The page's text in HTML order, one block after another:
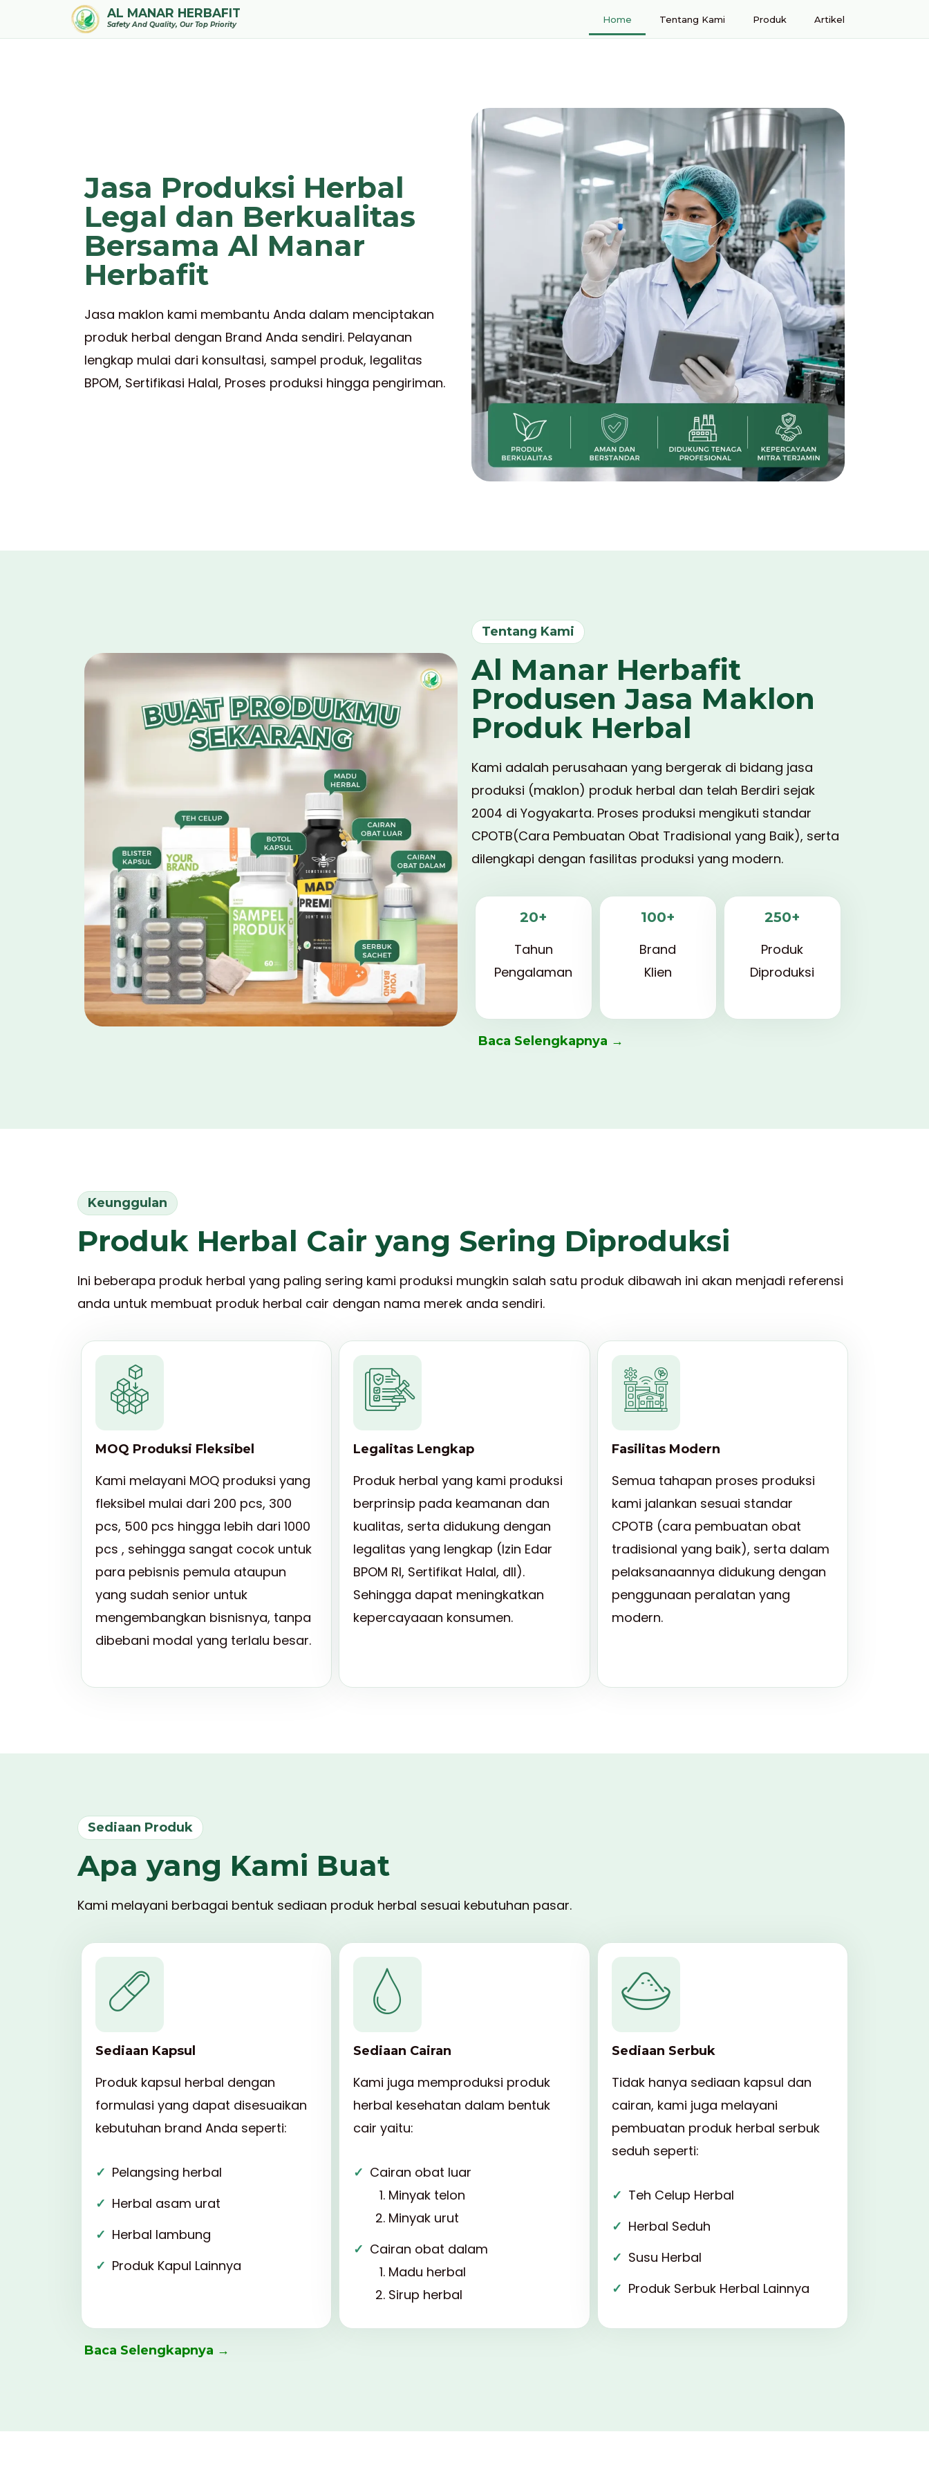
AL MANAR HERBAFIT
Safety And Quality, Our Top Priority Home Tentang Kami Produk Artikel
Jasa Produksi Herbal
Legal dan Berkualitas
Bersama Al Manar
Herbafit
Jasa maklon kami membantu Anda dalam menciptakan
produk herbal dengan Brand Anda sendiri. Pelayanan
lengkap mulai dari konsultasi, sampel produk, legalitas
BPOM, Sertifikasi Halal, Proses produksi hingga pengiriman.
Tentang Kami
Al Manar Herbafit
Produsen Jasa Maklon
Produk Herbal
Kami adalah perusahaan yang bergerak di bidang jasa
produksi (maklon) produk herbal dan telah Berdiri sejak
2004 di Yogyakarta. Proses produksi mengikuti standar
CPOTB(Cara Pembuatan Obat Tradisional yang Baik), serta
dilengkapi dengan fasilitas produksi yang modern.
20+
Tahun
Pengalaman
100+
Brand
Klien
250+
Produk
Diproduksi
Baca Selengkapnya →
Keunggulan
Produk Herbal Cair yang Sering Diproduksi
Ini beberapa produk herbal yang paling sering kami produksi mungkin salah satu produk dibawah ini akan menjadi referensi
anda untuk membuat produk herbal cair dengan nama merek anda sendiri.
MOQ Produksi Fleksibel
Kami melayani MOQ produksi yang
fleksibel mulai dari 200 pcs, 300
pcs, 500 pcs hingga lebih dari 1000
pcs , sehingga sangat cocok untuk
para pebisnis pemula ataupun
yang sudah senior untuk
mengembangkan bisnisnya, tanpa
dibebani modal yang terlalu besar.
Legalitas Lengkap
Produk herbal yang kami produksi
berprinsip pada keamanan dan
kualitas, serta didukung dengan
legalitas yang lengkap (Izin Edar
BPOM RI, Sertifikat Halal, dll).
Sehingga dapat meningkatkan
kepercayaaan konsumen.
Fasilitas Modern
Semua tahapan proses produksi
kami jalankan sesuai standar
CPOTB (cara pembuatan obat
tradisional yang baik), serta dalam
pelaksanaannya didukung dengan
penggunaan peralatan yang
modern.
Sediaan Produk
Apa yang Kami Buat
Kami melayani berbagai bentuk sediaan produk herbal sesuai kebutuhan pasar.
Sediaan Kapsul
Produk kapsul herbal dengan
formulasi yang dapat disesuaikan
kebutuhan brand Anda seperti:
Pelangsing herbal
Herbal asam urat
Herbal lambung
Produk Kapul Lainnya
Sediaan Cairan
Kami juga memproduksi produk
herbal kesehatan dalam bentuk
cair yaitu:
Cairan obat luar
Minyak telon
Minyak urut
Cairan obat dalam
Madu herbal
Sirup herbal
Sediaan Serbuk
Tidak hanya sediaan kapsul dan
cairan, kami juga melayani
pembuatan produk herbal serbuk
seduh seperti:
Teh Celup Herbal
Herbal Seduh
Susu Herbal
Produk Serbuk Herbal Lainnya
Baca Selengkapnya →